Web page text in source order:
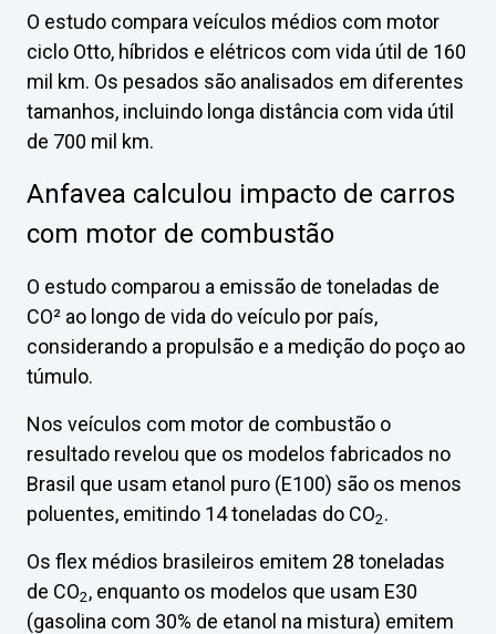
O estudo compara veículos médios com motor
ciclo Otto, híbridos e elétricos com vida útil de 160
mil km. Os pesados são analisados em diferentes
tamanhos, incluindo longa distância com vida útil
de 700 mil km.
Anfavea calculou impacto de carros
com motor de combustão
O estudo comparou a emissão de toneladas de
CO² ao longo de vida do veículo por país,
considerando a propulsão e a medição do poço ao
túmulo.
Nos veículos com motor de combustão o
resultado revelou que os modelos fabricados no
Brasil que usam etanol puro (E100) são os menos
poluentes, emitindo 14 toneladas do CO2.
Os flex médios brasileiros emitem 28 toneladas
de CO2, enquanto os modelos que usam E30
(gasolina com 30% de etanol na mistura) emitem